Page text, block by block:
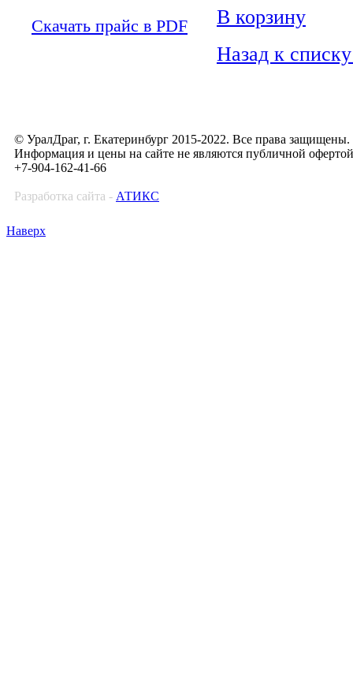
Скачать прайс в PDF
В корзину
Назад к
© УралДраг, г. Екатеринбург 2015-2022. Все права защищены.
Информация и цены на сайте не являются публичной офертой
+7-904-162-41-66
Разработка сайта - АТИКС
Наверх